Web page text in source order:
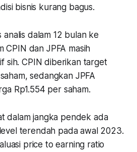
bisnis kurang bagus.
dalam 12 bulan ke
CPIN dan JPFA masih
sih. CPIN diberikan target
sedangkan JPFA
Rp1.554 per saham.
dalam jangka pendek ada
terendah pada awal 2023.
price to earning ratio